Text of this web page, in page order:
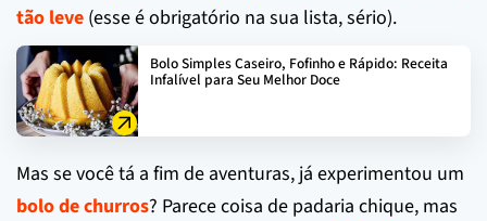
tão leve (esse é obrigatório na sua lista, sério).
Bolo Simples Caseiro, Fofinho e Rápido: Receita
Infalível para Seu Melhor Doce
Mas se você tá a fim de aventuras, já experimentou um
bolo de churros? Parece coisa de padaria chique, mas